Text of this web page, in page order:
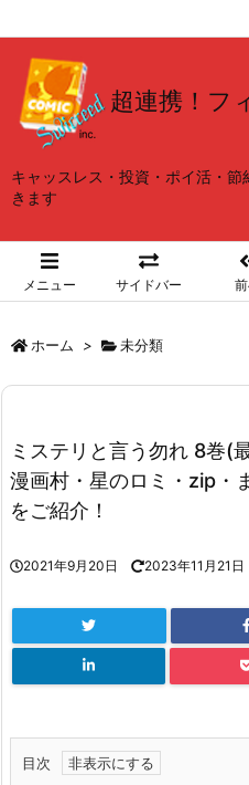
超連携！フ
キャッスレス・投資・ポイ活・
きます
メニュー サイドバー
ホーム > 未分類
ミステリと言う勿れ 8巻(
漫画村・星のロミ・zip・
をご紹介！
2021年9月20日 2023年11月21日
目次